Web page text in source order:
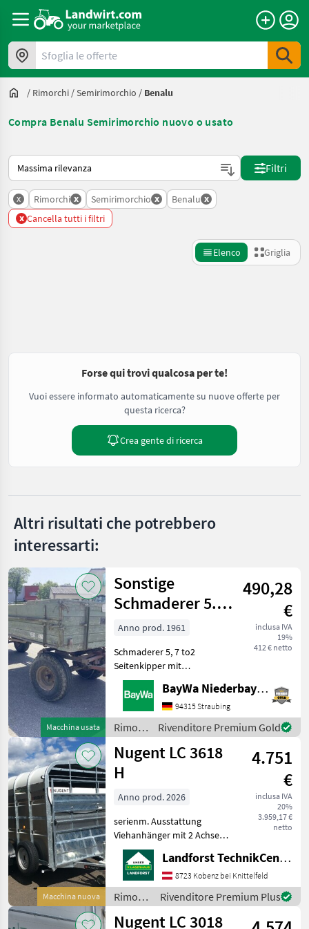
Sfoglia le offerte
/ Rimorchi /Semirimorchio / Benalu
Compra Benalu Semirimorchio nuovo o usato
Ecco come viene ordinato su Landwirt.com
Filtri
x Rimorchi x Semirimorchio x Benalu x
x Cancella tutti i filtri
Elenco Griglia
Forse qui trovi qualcosa per te!
Vuoi essere informato automaticamente su nuove offerte per
questa ricerca?
Crea gente di ricerca
Altri risultati che potrebbero
interessarti:
Macchina usata
Sonstige
Schmaderer 5.7
Tonnen
490,28
€
inclusa IVA
19%
412 € netto
Anno prod. 1961
Schmaderer 5, 7 to2
Seitenkipper mit
HandpumpeAuflaufbremseBrücken-
Maße: 5m x 1, 85m x 0,
64mStahlunterbauHolzboden
und BordwändeHolzboden
muss zum Teil erneuert
werden
BayWa Niederbayern
94315 Straubing
Rimorchi
/
Sonstige
Rivenditore Premium Gold
Macchina nuova
Nugent LC 3618
H
4.751
€
inclusa IVA
20%
3.959,17 €
netto
Anno prod. 2026
serienm. Ausstattung
Viehanhänger mit 2 Achsen
Abmessungen: L 3, 71m / B
1, 80m / H 1, 93m
Höchstzulässiges
Gesamtgewicht 3.500 kg
Eigengewicht ca. 1.250 kg /
Nutzlast
Landforst TechnikCenter Knittelfeld
8723 Kobenz bei Knittelfeld
Rimorchi
/
Nugent
Rivenditore Premium Plus
Nugent LC 3018